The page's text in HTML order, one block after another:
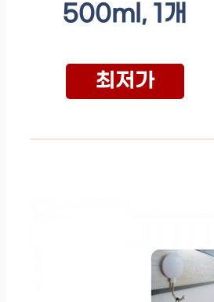
500ml, 1개
최저가